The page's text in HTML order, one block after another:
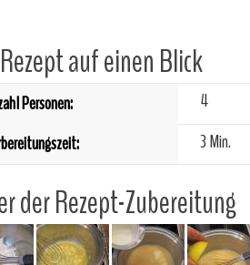
auf einen Blick
Personen:
4
3 Min.
der Rezept-Zubereitung